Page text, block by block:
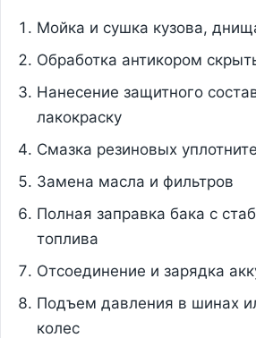
Мойка и сушка кузова,
Обработка антикором
Нанесение защитного
лакокраску
Смазка резиновых
Замена масла и фильтров
Полная заправка бака с
топлива
Отсоединение и зарядка
Подъем давления в шинах
колес